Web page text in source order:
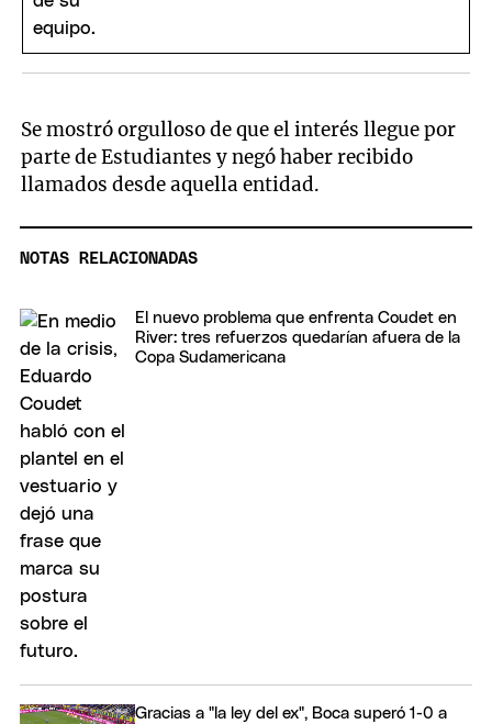
Se mostró orgulloso de que el interés llegue por
parte de Estudiantes y negó haber recibido
llamados desde aquella entidad.
NOTAS RELACIONADAS
El nuevo problema que enfrenta Coudet en
River: tres refuerzos quedarían afuera de la
Copa Sudamericana
Gracias a "la ley del ex", Boca superó 1-0 a